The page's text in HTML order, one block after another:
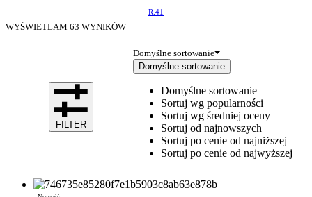
R.41
WYŚWIETLAM 63 WYNIKÓW
Domyślne sortowanie
Domyślne sortowanie
Domyślne sortowanie
Sortuj wg popularności
Sortuj wg średniej oceny
Sortuj od najnowszych
Sortuj po cenie od najniższej
Sortuj po cenie od najwyższej
FILTER